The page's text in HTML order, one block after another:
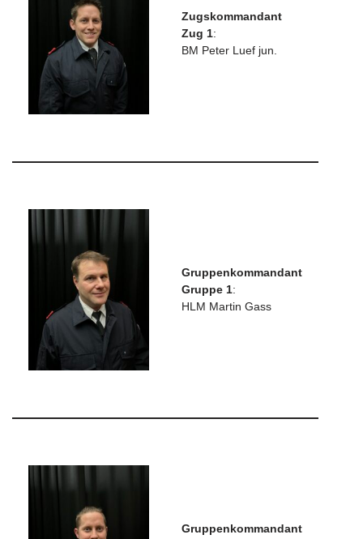
Zugskommandant
Zug 1:
BM Peter Luef jun.
Gruppenkommandant
Gruppe 1:
HLM Martin Gass
Gruppenkommandant